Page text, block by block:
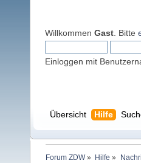
Willkommen Gast . Bitte
Einloggen mit
Übersicht Hilfe
Forum ZDW» Hilfe »